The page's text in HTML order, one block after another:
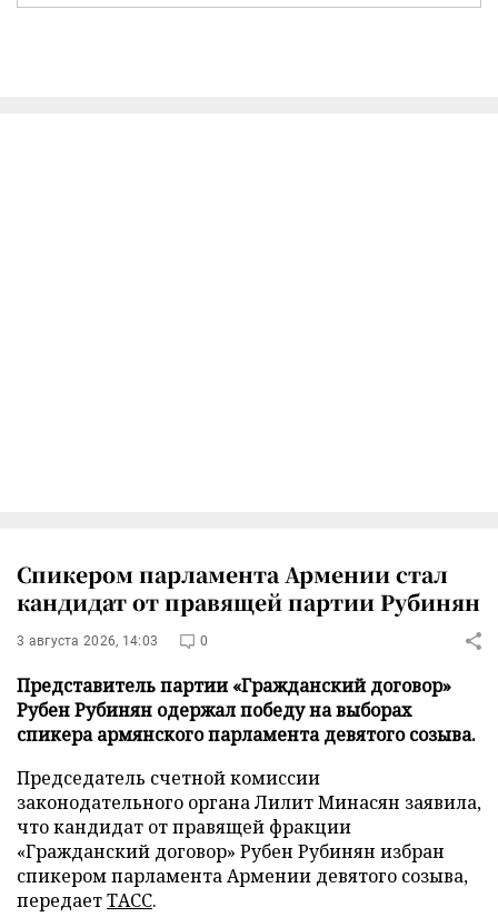
Спикером парламента Армении стал
кандидат от правящей партии Рубинян
3 августа 2026, 14:03 0
Представитель партии «Гражданский договор»
Рубен Рубинян одержал победу на выборах
спикера армянского парламента девятого созыва.
Председатель счетной комиссии
законодательного органа Лилит Минасян заявила,
что кандидат от правящей фракции
«Гражданский договор» Рубен Рубинян избран
спикером парламента Армении девятого созыва,
передаетТАСС.